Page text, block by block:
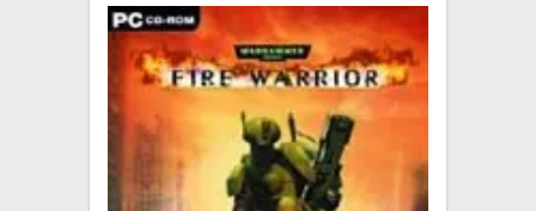
KONTAKT
PRODEJNY